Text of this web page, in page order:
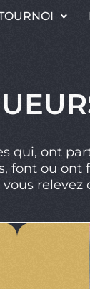
qui, ont
font ou ont
relevez